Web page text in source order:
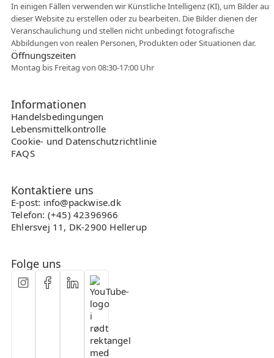
In einigen Fällen verwenden wir Künstliche Intelligenz (KI), um Bilder auf
dieser Website zu erstellen oder zu bearbeiten. Die Bilder dienen der
Veranschaulichung und stellen nicht unbedingt fotografische
Abbildungen von realen Personen, Produkten oder Situationen dar.
Öffnungszeiten
Montag bis Freitag von 08:30-17:00 Uhr
Informationen
Handelsbedingungen
Lebensmittelkontrolle
Cookie- und Datenschutzrichtlinie
FAQS
Kontaktiere uns
E-post: info@packwise.dk
Telefon: (+45) 42396966
Ehlersvej 11, DK-2900 Hellerup
Folge uns